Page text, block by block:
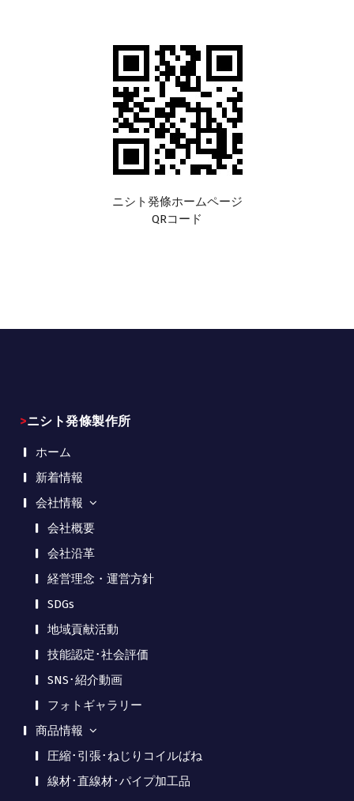
ニシト発條ホームページ
QRコード
>ニシト発條製作所
ホーム
新着情報
会社情報
会社概要
会社沿革
経営理念・運営方針
SDGs
地域貢献活動
技能認定･社会評価
SNS･紹介動画
フォトギャラリー
商品情報
圧縮･引張･ねじりコイルばね
線材･直線材･パイプ加工品